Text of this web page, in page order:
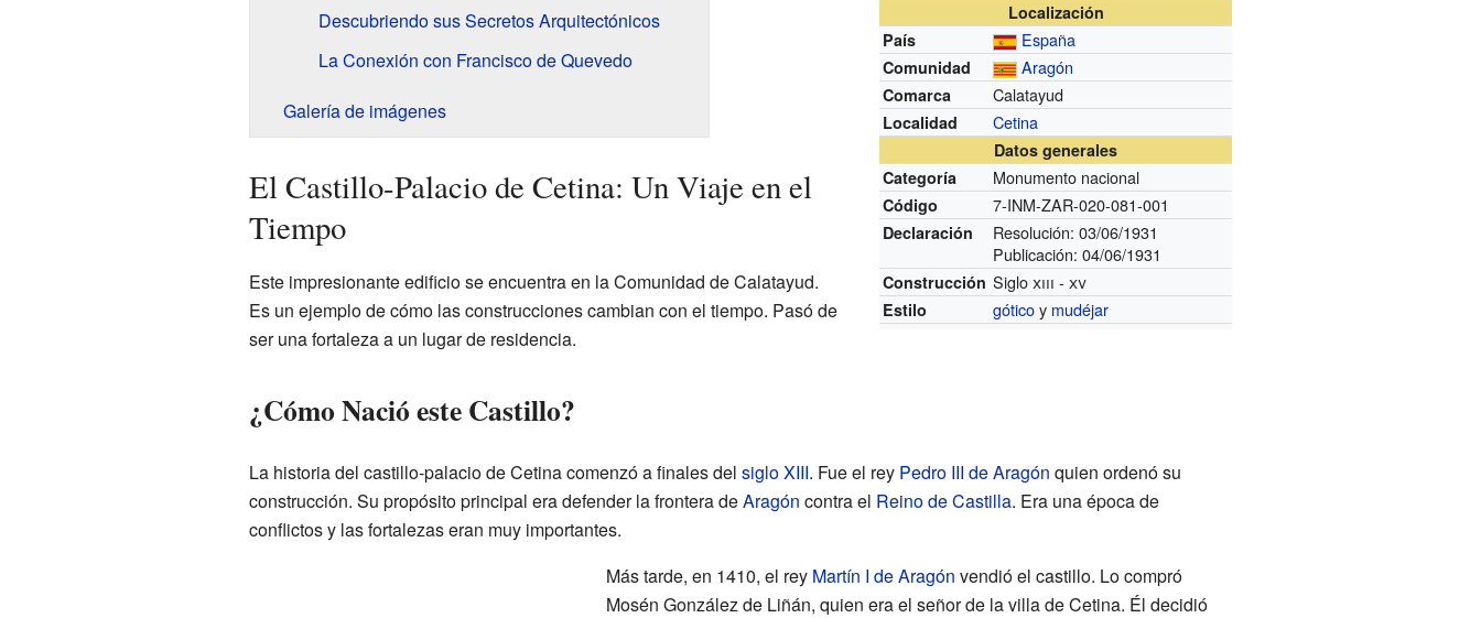
Localización
País
España
Comunidad Aragón
Comarca Calatayud
Localidad Cetina
Datos generales
Categoría
Monumento nacional
Código 7-INM-ZAR-020-081-001
Declaración
Resolución: 03/06/1931
Publicación: 04/06/1931
Construcción Sigloxiii -xv
Estilo góticoy mudéjar
Descubriendo sus Secretos Arquitectónicos
La Conexión con Francisco de Quevedo
Galería de imágenes
El Castillo-Palacio de Cetina: Un Viaje en el
Tiempo
Este impresionante edificio se encuentra en la Comunidad de Calatayud.
Es un ejemplo de cómo las construcciones cambian con el tiempo. Pasó de
ser una fortaleza a un lugar de residencia.
¿Cómo Nació este Castillo?
La historia del castillo-palacio de Cetina comenzó a finales del siglo XIII. Fue el rey Pedro III de Aragón quien ordenó su
construcción. Su propósito principal era defender la frontera deAragón contra el Reino de Castilla. Era una época de
conflictos y las fortalezas eran muy importantes.
Más tarde, en 1410, el rey Martín I de Aragón vendió el castillo. Lo compró
Mosén González de Liñán, quien era el señor de la villa de Cetina. Él decidió